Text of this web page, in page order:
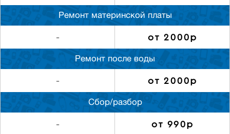
Ремонт материнской платы
- от 2000р
Ремонт после воды
- от 2000р
Сбор/разбор
- от 990р